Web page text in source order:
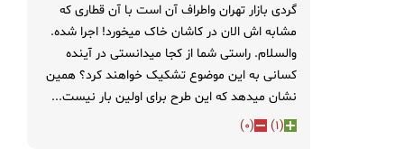
گردی بازار تهران واطراف آن است با آن قطاری که
مشابه اش الان در کاشان خاک میخورد! اجرا شده.
والسلام. راستی شما از کجا میدانستی در آینده
کسانی به این موضوع تشکیک خواهند کرد؟ همین
نشان میدهد که این طرح برای اولین بار نیست...
(
1
)
(
0
)